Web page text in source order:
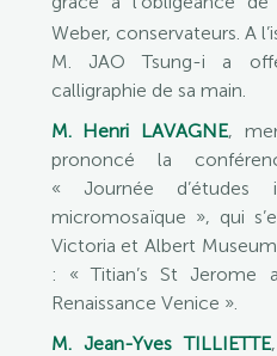
Weber, conservateurs. A
M. JAO Tsung-i a
calligraphie de sa main.
M. Henri LAVAGNE,
prononcé la
« Journée d’études
micromosaïque », qui
Victoria et Albert
: « Titian’s St Jerome
Renaissance Venice ».
M. Jean-Yves TILLIETTE